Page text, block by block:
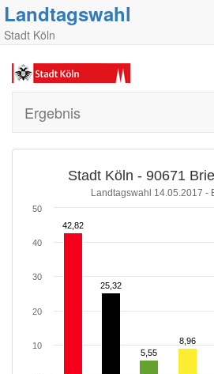
Landtagswahl
Stadt Köln
Ergebnis
Stadt Köln - 90671
Landtagswahl 14.05.2017 -
42,82
42,82
25,32
25,32
5,55
5,55
8,96
8,96
10
20
30
40
50